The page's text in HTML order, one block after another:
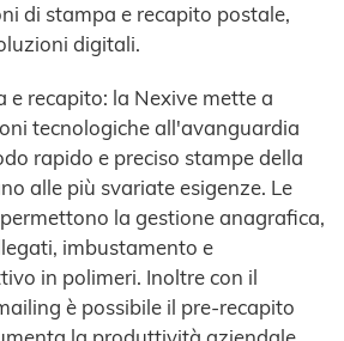
di stampa e recapito postale,
digitali.
e recapito: la Nexive mette a
tecnologiche all'avanguardia
rapido e preciso stampe della
alle più svariate esigenze. Le
la gestione anagrafica,
imbustamento e
in polimeri. Inoltre con il
è possibile il pre-recapito